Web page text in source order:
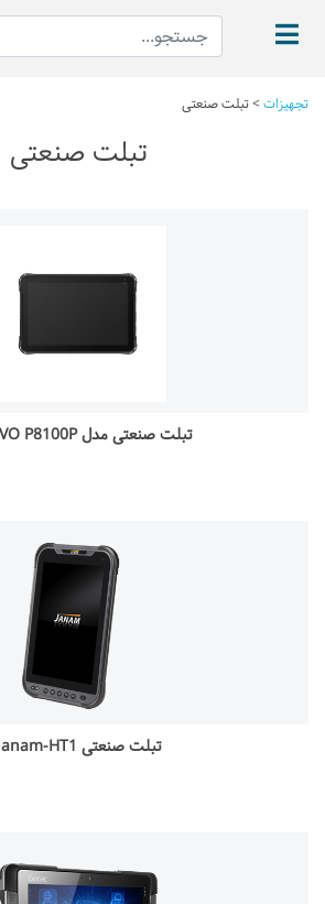
تجهیزات>تبلت صنعتی
تبلت صنعتی
تبلت صنعتی مدل UROVO P8100P
تبلت صنعتی Janam-HT1